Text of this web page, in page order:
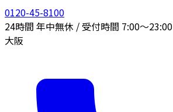
0120-45-8100
24時間 年中無休 / 受付時間 7:00〜23:00
大阪